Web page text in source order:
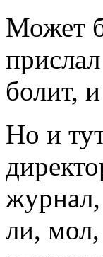
Может
болит,
Но и
журнал,
ли,